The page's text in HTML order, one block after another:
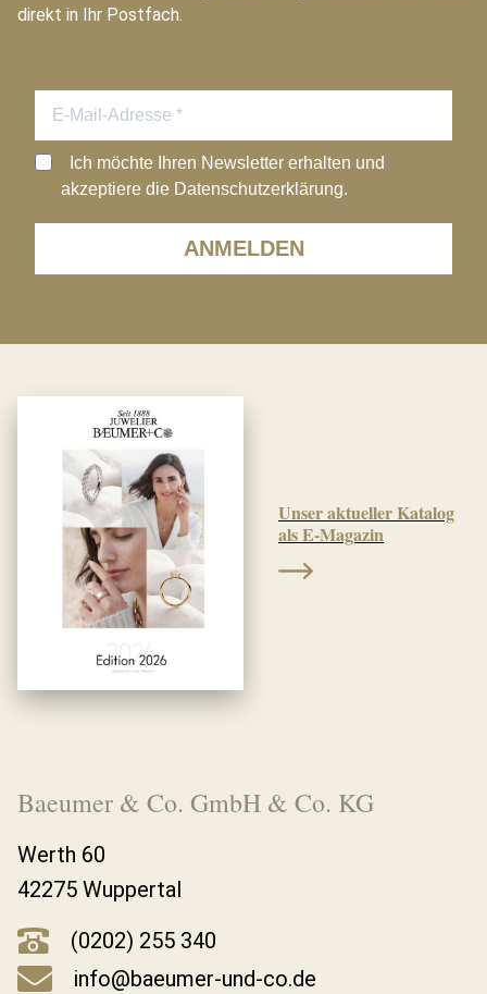
direkt in Ihr Postfach.
ANMELDEN
Ich möchte Ihren Newsletter erhalten und
akzeptiere die Datenschutzerklärung.
Unser aktueller Katalog
als E-Magazin
Baeumer & Co. GmbH & Co. KG
Werth 60
42275 Wuppertal
(0202) 255 340
info@baeumer-und-co.de